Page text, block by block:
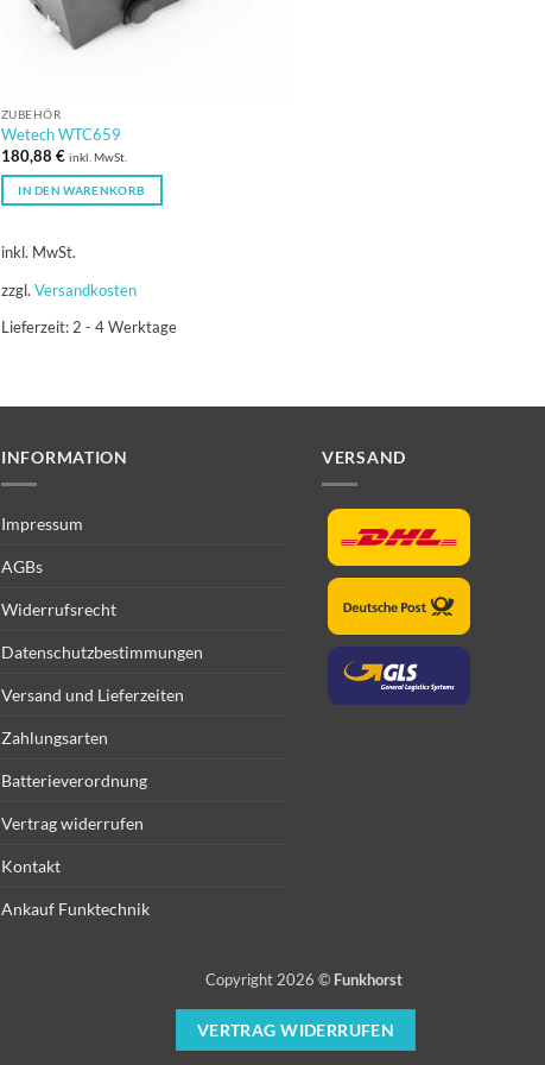
ZUBEHÖR
Wetech WTC659
180,88 € inkl. MwSt.
IN DEN WARENKORB
inkl. MwSt.
zzgl. Versandkosten
Lieferzeit: 2 - 4 Werktage
INFORMATION
Impressum
AGBs
Widerrufsrecht
Datenschutzbestimmungen
Versand und Lieferzeiten
Zahlungsarten
Batterieverordnung
Vertrag widerrufen
Kontakt
Ankauf Funktechnik
VERSAND
Copyright 2026 © Funkhorst
VERTRAG WIDERRUFEN